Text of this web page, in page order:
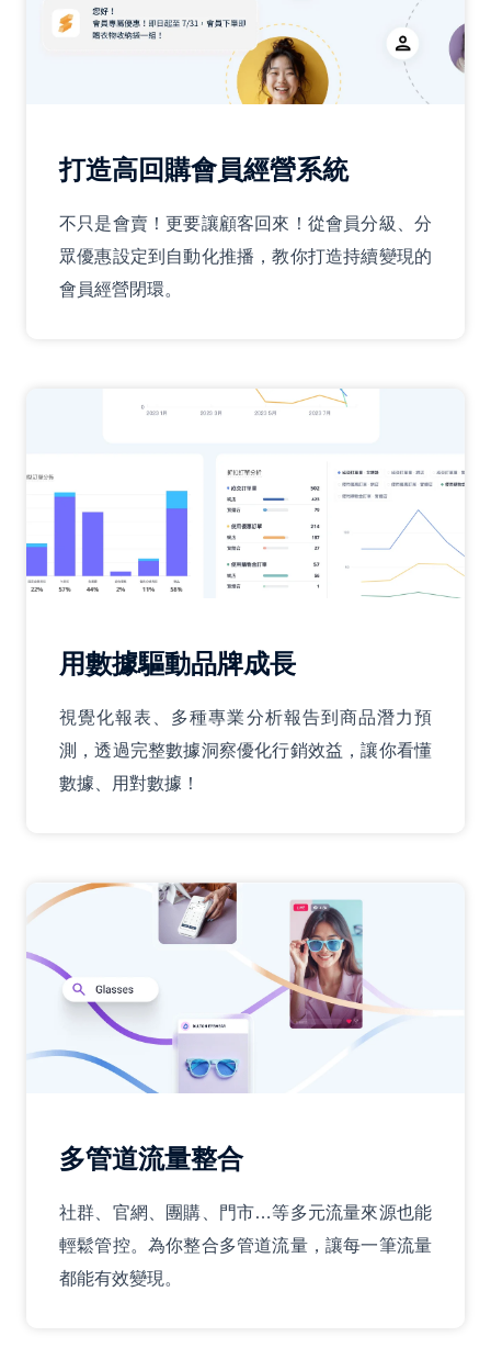
打造高回購會員經營系統
不只是會賣！更要讓顧客回來！從會員分級、分
眾優惠設定到自動化推播，教你打造持續變現的
會員經營閉環。
用數據驅動品牌成長
視覺化報表、多種專業分析報告到商品潛力預
測，透過完整數據洞察優化行銷效益，讓你看懂
數據、用對數據！
多管道流量整合
社群、官網、團購、門市…等多元流量來源也能
輕鬆管控。為你整合多管道流量，讓每一筆流量
都能有效變現。